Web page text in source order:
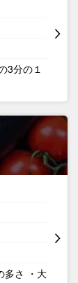
3分の１
多さ ・大